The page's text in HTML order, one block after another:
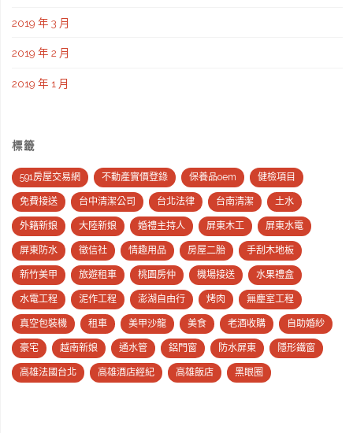
2019 年 3 月
2019 年 2 月
2019 年 1 月
標籤
591房屋交易網 不動產實價登錄 保養品oem 健檢項目
免費接送 台中清潔公司 台北法律 台南清潔 土水
外籍新娘 大陸新娘 婚禮主持人 屏東木工 屏東水電
屏東防水 徵信社 情趣用品 房屋二胎 手刮木地板
新竹美甲 旅遊租車 桃園房仲 機場接送 水果禮盒
水電工程 泥作工程 澎湖自由行 烤肉 無塵室工程
真空包裝機 租車 美甲沙龍 美食 老酒收購 自助婚紗
豪宅 越南新娘 通水管 鋁門窗 防水屏東 隱形鐵窗
高雄法國台北 高雄酒店經紀 高雄飯店 黑眼圈